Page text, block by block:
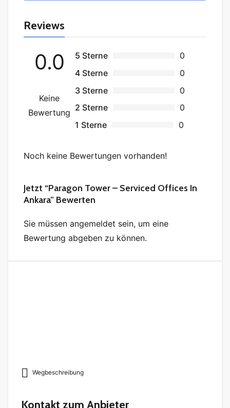
Reviews
0.0
Keine
Bewertung
5 Sterne
0
4 Sterne
0
3 Sterne
0
2 Sterne
0
1 Sterne
0
Noch keine Bewertungen vorhanden!
Jetzt “Paragon Tower – Serviced Offices In
Ankara” Bewerten
Sie müssen angemeldet sein, um eine
Bewertung abgeben zu können.
Wegbeschreibung
Kontakt zum Anbieter